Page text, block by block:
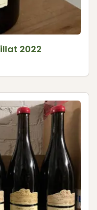
2022